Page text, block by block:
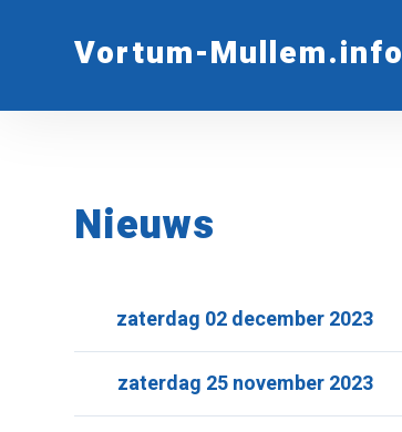
Vortum-Mullem.info
Nieuws
zaterdag 02 december 2023
zaterdag 25 november 2023